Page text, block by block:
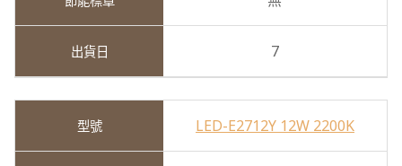
7
LED-E2712Y 12W 2200K